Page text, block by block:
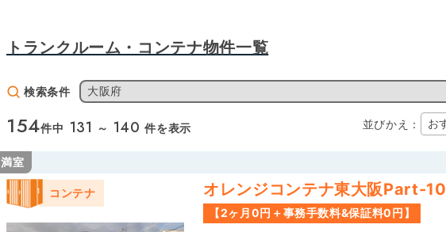
トランクルーム・コンテナ物件一覧
検索条件 大阪府
154件中 131 ～ 140件を表示 並びかえ：
満室
コンテナ オレンジコンテナ東大阪Part-10
【2ヶ月0円＋事務手数料&保証料0円】